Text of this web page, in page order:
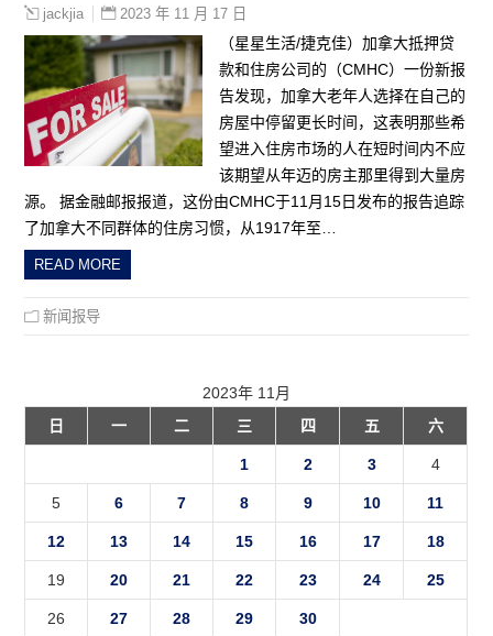
jackjia 2023 年 11 月 17 日
（星星生活/捷克佳）加拿大抵押贷
款和住房公司的（CMHC）一份新报
告发现，加拿大老年人选择在自己的
房屋中停留更长时间，这表明那些希
望进入住房市场的人在短时间内不应
该期望从年迈的房主那里得到大量房
源。 据金融邮报报道，这份由CMHC于11月15日发布的报告追踪
了加拿大不同群体的住房习惯，从1917年至…
READ MORE
新闻报导
2023年 11月
日
一 二 三 四 五 六
1 2 3 4
5 6 7 8 9 10 11
12 13 14 15 16 17 18
19 20 21 22 23 24 25
26 27 28 29
30